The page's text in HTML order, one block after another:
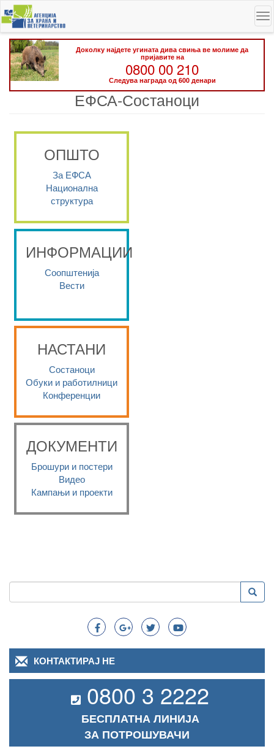
Skip
to
main
content
Доколку најдете угината дива свиња ве молиме да
пријавите на
0800 00 210
Следува награда од 600 денари
ЕФСА-Состаноци
ОПШТО
За ЕФСА
Национална
структура
ИНФОРМАЦИИ
Соопштенија
Вести
НАСТАНИ
Состаноци
Обуки и работилници
Конференции
ДОКУМЕНТИ
Брошури и постери
Видео
Кампањи и проекти
Search
Пребарување
КОНТАКТИРАЈ НЕ
0800 3 2222
БЕСПЛАТНА ЛИНИЈА
ЗА ПОТРОШУВАЧИ